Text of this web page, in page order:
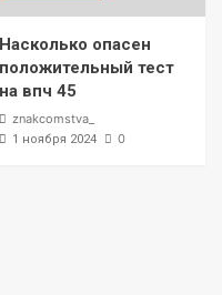
Насколько опасен
положительный тест
на впч 45
znakcomstva_
1 ноября 2024 0